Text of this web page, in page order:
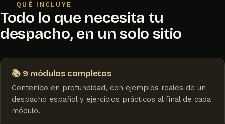
QUÉ INCLUYE
Todo lo que necesita tu
despacho, en un solo sitio
📚 9 módulos completos
Contenido en profundidad, con ejemplos reales de un
despacho español y ejercicios prácticos al final de cada
módulo.